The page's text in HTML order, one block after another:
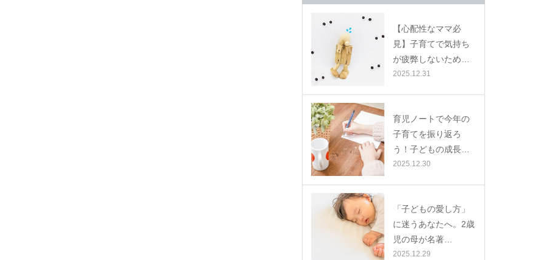
【心配性なママ必
見】子育てで気持ち
が疲弊しないため…
2025.12.31
育児ノートで今年の
子育てを振り返ろ
う！子どもの成長…
2025.12.30
「子どもの愛し方」
に迷うあなたへ。2歳
児の母が名著…
2025.12.29